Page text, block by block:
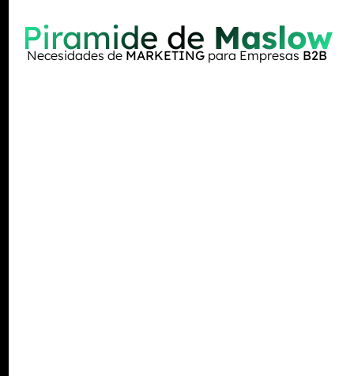
Piramide de Maslow
Necesidades de MARKETING para Empresas B2B